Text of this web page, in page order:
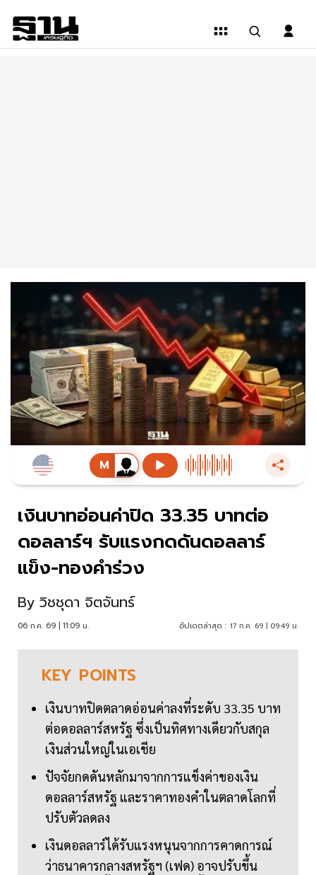
เงินบาทอ่อนค่าปิด 33.35 บาทต่อ
ดอลลาร์ฯ รับแรงกดดันดอลลาร์
แข็ง-ทองคำร่วง
By วิชชุดา จิตจันทร์
06 ก.ค. 69 | 11:09 น. อัปเดตล่าสุด : 17 ก.ค. 69 | 09:49 น.
KEY POINTS
เงินบาทปิดตลาดอ่อนค่าลงที่ระดับ 33.35 บาท
ต่อดอลลาร์สหรัฐ ซึ่งเป็นทิศทางเดียวกับสกุล
เงินส่วนใหญ่ในเอเชีย
ปัจจัยกดดันหลักมาจากการแข็งค่าของเงิน
ดอลลาร์สหรัฐ และราคาทองคำในตลาดโลกที่
ปรับตัวลดลง
เงินดอลลาร์ได้รับแรงหนุนจากการคาดการณ์
ว่าธนาคารกลางสหรัฐฯ (เฟด) อาจปรับขึ้น